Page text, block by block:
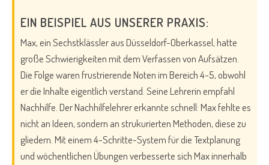
EIN BEISPIEL AUS UNSERER PRAXIS:
Max, ein Sechstklässler aus Düsseldorf-Oberkassel, hatte
große Schwierigkeiten mit dem Verfassen von Aufsätzen.
Die Folge waren frustrierende Noten im Bereich 4-5, obwohl
er die Inhalte eigentlich verstand. Seine Lehrerin empfahl
Nachhilfe. Der Nachhilfelehrer erkannte schnell: Max fehlte es
nicht an Ideen, sondern an strukurierten Methoden, diese zu
gliedern. Mit einem 4-Schritte-System für die Textplanung
und wöchentlichen Übungen verbesserte sich Max innerhalb